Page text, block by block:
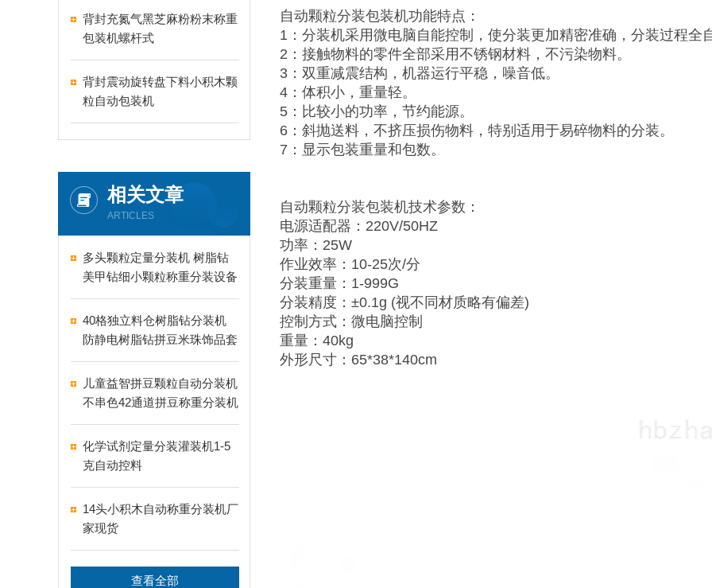
背封充氮气黑芝麻粉粉末称重
包装机螺杆式
背封震动旋转盘下料小积木颗
粒自动包装机
相关文章
ARTICLES
多头颗粒定量分装机 树脂钻
美甲钻细小颗粒称重分装设备
支持24-60头定制
40格独立料仓树脂钻分装机
防静电树脂钻拼豆米珠饰品套
盒分装设备
儿童益智拼豆颗粒自动分装机
不串色42通道拼豆称重分装机
化学试剂定量分装灌装机1-5
克自动控料
14头小积木自动称重分装机厂
家现货
查看全部
自动颗粒分装包装机功能特点：
1：分装机采用微电脑自能控制，使分装更加精密准确，分装过程全
2：接触物料的零件全部采用不锈钢材料，不污染物料。
3：双重减震结构，机器运行平稳，噪音低。
4：体积小，重量轻。
5：比较小的功率，节约能源。
6：斜抛送料，不挤压损伤物料，特别适用于易碎物料的分装。
7：显示包装重量和包数。
自动颗粒分装包装机技术参数：
电源适配器：220V/50HZ
功率：25W
作业效率：10-25次/分
分装重量：1-999G
分装精度：±0.1g (视不同材质略有偏差)
控制方式：微电脑控制
重量：40kg
外形尺寸：65*38*140cm